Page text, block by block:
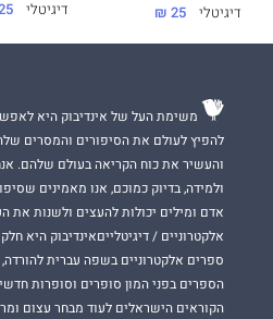
דיגיטלי 25 ₪
דיגיטלי ₪
משימת העל של אינדיבוק היא
להפיץ לעולם את הסיפורים והמסרים
והעשיר את כוח הקריאה בעולם שלהם.
ולמידה, בדיוק כמוכם, אנו מאמינים
אדם ומילים יכולות להעצים ולשנות את
אלקטרוניים / דיגיטלייםאינדיבוק היא
ספרים אלקטרוניים בשפה עברית
הספרים בפני המון סופרים וסופרות
הקוראים הישראלים לעוד מבחר עצום